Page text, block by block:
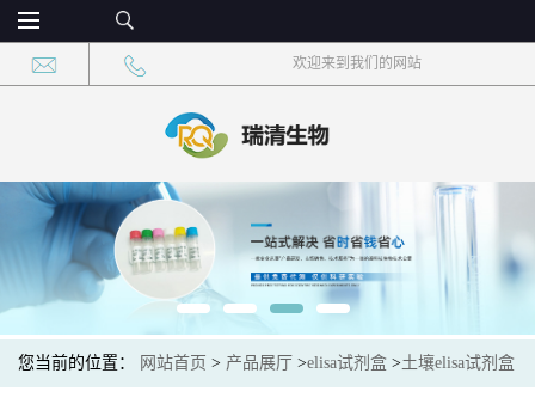
欢迎来到我们的网站
您当前的位置： 网站首页 > 产品展厅 >elisa试剂盒 >土壤elisa试剂盒